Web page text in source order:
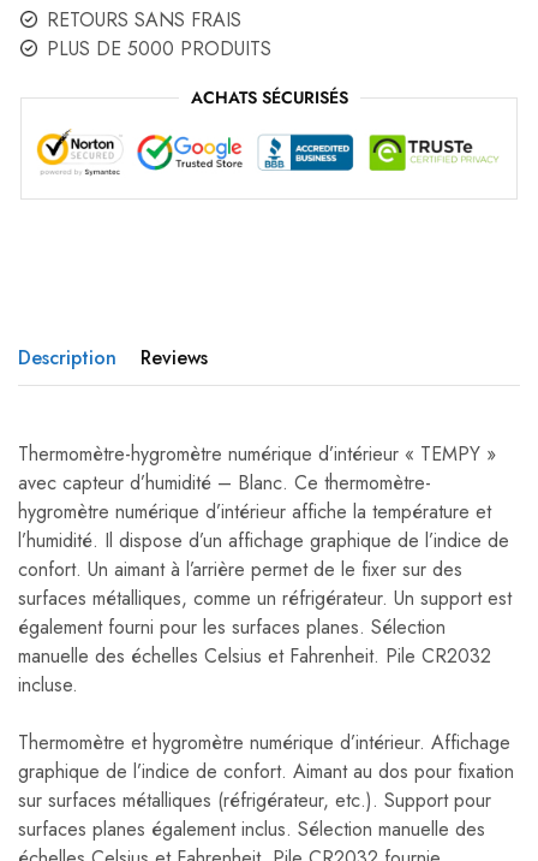
RETOURS SANS FRAIS
PLUS DE 5000 PRODUITS
ACHATS SÉCURISÉS
Description Reviews
Thermomètre-hygromètre numérique d’intérieur « TEMPY »
avec capteur d’humidité – Blanc. Ce thermomètre-
hygromètre numérique d’intérieur affiche la température et
l’humidité. Il dispose d’un affichage graphique de l’indice de
confort. Un aimant à l’arrière permet de le fixer sur des
surfaces métalliques, comme un réfrigérateur. Un support est
également fourni pour les surfaces planes. Sélection
manuelle des échelles Celsius et Fahrenheit. Pile CR2032
incluse.
Thermomètre et hygromètre numérique d’intérieur. Affichage
graphique de l’indice de confort. Aimant au dos pour fixation
sur surfaces métalliques (réfrigérateur, etc.). Support pour
surfaces planes également inclus. Sélection manuelle des